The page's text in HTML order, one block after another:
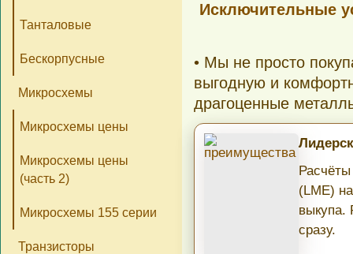
Исключительные
• Мы не просто
выгодную и
драгоценные
(LME)
выкупа.
сразу.
Танталовые
Бескорпусные
Микросхемы
Микросхемы цены
Микросхемы цены
(часть 2)
Микросхемы 155 серии
Транзисторы